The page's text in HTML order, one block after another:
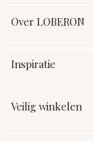
Over LOBERON
Inspiratie
Veilig winkelen